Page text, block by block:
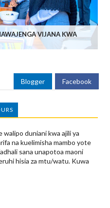
VIJANA KWA
Blogger Facebook
walipo duniani kwa ajili ya
na kuelimisha mambo yote
sana unapotoa maoni
hisia za mtu/watu. Kuwa